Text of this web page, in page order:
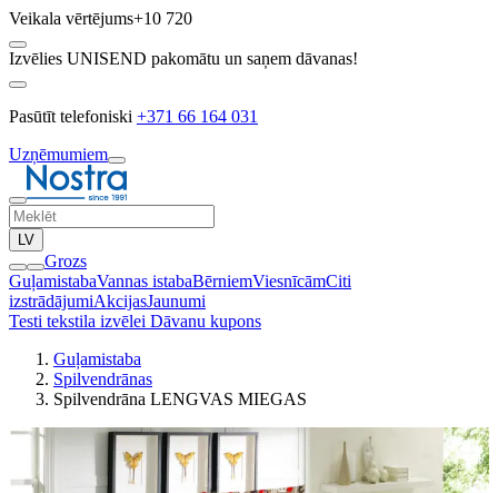
Veikala vērtējums+10 720
Izvēlies UNISEND pakomātu un saņem dāvanas!
Pasūtīt telefoniski +371 66 164 031
Uzņēmumiem
LV
Grozs
GuļamistabaVannas istabaBērniemViesnīcāmCiti
izstrādājumiAkcijasJaunumi
Testi tekstila izvēlei Dāvanu kupons
Guļamistaba
Spilvendrānas
Spilvendrāna LENGVAS MIEGAS